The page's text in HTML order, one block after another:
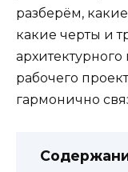
разберём,
какие черты и
рабочего
гармонично